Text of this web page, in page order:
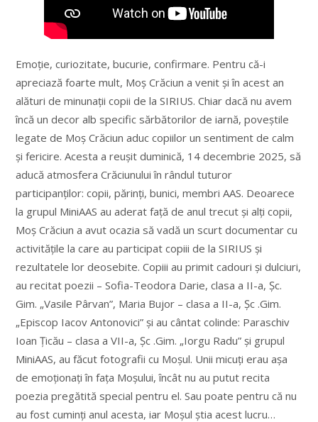
Emoție, curiozitate, bucurie, confirmare. Pentru că-i
apreciază foarte mult, Moș Crăciun a venit și în acest an
alături de minunații copii de la SIRIUS. Chiar dacă nu avem
încă un decor alb specific sărbătorilor de iarnă, poveștile
legate de Moș Crăciun aduc copiilor un sentiment de calm
și fericire. Acesta a reușit duminică, 14 decembrie 2025, să
aducă atmosfera Crăciunului în rândul tuturor
participanților: copii, părinți, bunici, membri AAS. Deoarece
la grupul MiniAAS au aderat față de anul trecut și alți copii,
Moș Crăciun a avut ocazia să vadă un scurt documentar cu
activitățile la care au participat copiii de la SIRIUS și
rezultatele lor deosebite. Copiii au primit cadouri și dulciuri,
au recitat poezii – Sofia-Teodora Darie, clasa a II-a, Șc.
Gim. „Vasile Pârvan”, Maria Bujor – clasa a II-a, Șc .Gim.
„Episcop Iacov Antonovici” și au cântat colinde: Paraschiv
Ioan Țicău – clasa a VII-a, Șc .Gim. „Iorgu Radu” și grupul
MiniAAS, au făcut fotografii cu Moșul. Unii micuți erau așa
de emoționați în fața Moșului, încât nu au putut recita
poezia pregătită special pentru el. Sau poate pentru că nu
au fost cuminți anul acesta, iar Moșul știa acest lucru…